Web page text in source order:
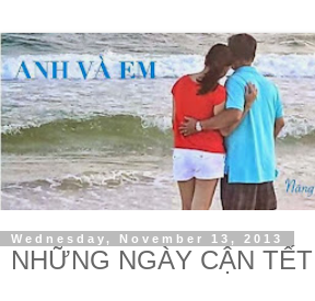
Wednesday, November 13, 2013
NHỮNG NGÀY CẬN TẾT